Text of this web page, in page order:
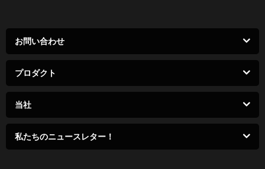
お問い合わせ
プロダクト
当社
私たちのニュースレター！